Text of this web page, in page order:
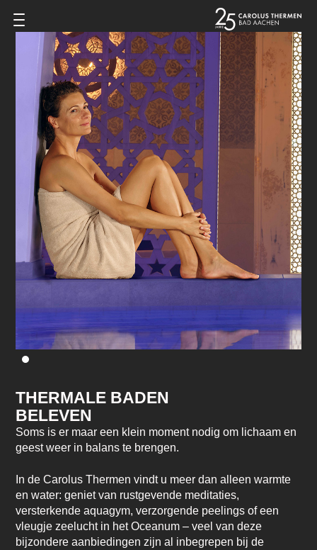
Zum Inhalt springen
THERMALE BADEN
BELEVEN
Soms is er maar een klein moment nodig om lichaam en
geest weer in balans te brengen.
In de Carolus Thermen vindt u meer dan alleen warmte
en water: geniet van rustgevende meditaties,
versterkende aquagym, verzorgende peelings of een
vleugje zeelucht in het Oceanum – veel van deze
bijzondere aanbiedingen zijn al inbegrepen bij de